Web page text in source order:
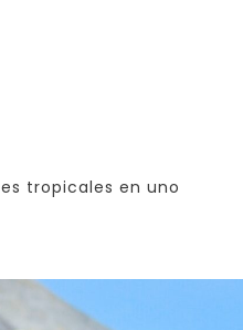
tropicales en uno